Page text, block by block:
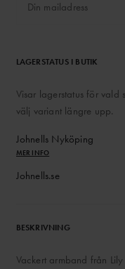
LAGERSTATUS I BUTIK
Visar lagerstatus för vald
välj variant längre upp.
Johnells Nyköping
MER INFO
Johnells.se
BESKRIVNING
Vackert armband från